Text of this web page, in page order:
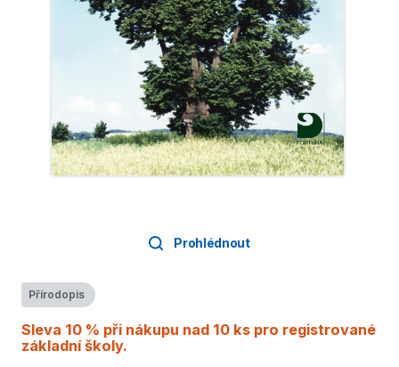
Prohlédnout
Přírodopis
Sleva 10 % při nákupu nad 10 ks pro registrované
základní školy.